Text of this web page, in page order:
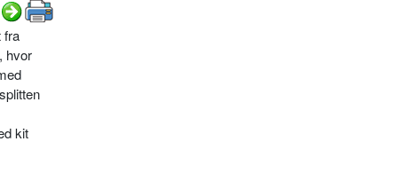
fra
hvor
kit